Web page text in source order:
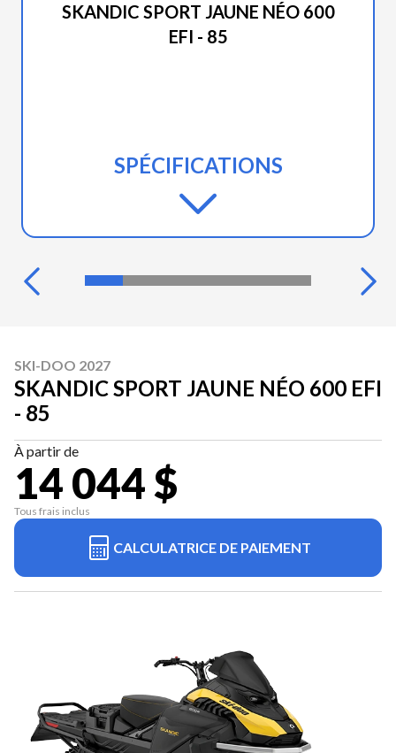
SKANDIC SPORT JAUNE NÉO 600
EFI - 85
SPÉCIFICATIONS
SKI-DOO 2027
SKANDIC SPORT JAUNE NÉO 600 EFI
- 85
À partir de
14 044 $
Tous frais inclus
CALCULATRICE DE PAIEMENT